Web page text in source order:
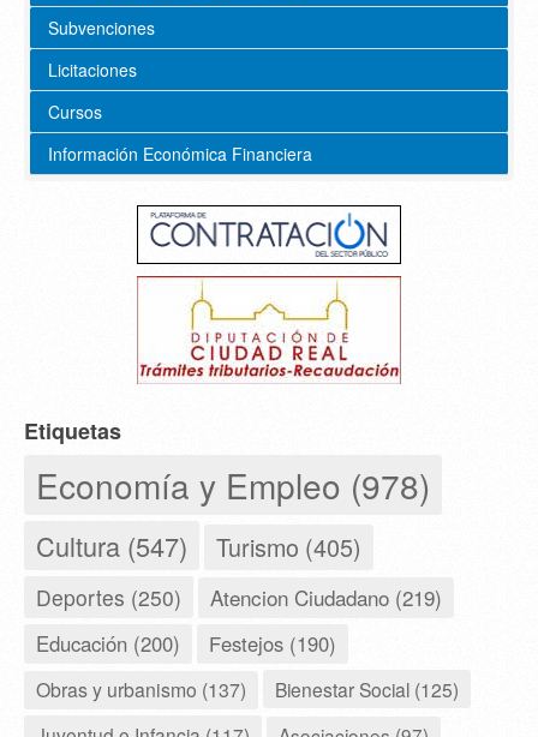
Subvenciones
Licitaciones
Cursos
Información Económica Financiera
Etiquetas
Economía y Empleo (978)
Cultura (547) Turismo (405)
Deportes (250) Atencion Ciudadano (219)
Educación (200) Festejos (190)
Obras y urbanismo (137)
Bienestar Social (125)